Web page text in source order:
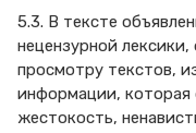
5.3. В тексте
нецензурной
просмотру текстов,
информации, которая
жестокость,